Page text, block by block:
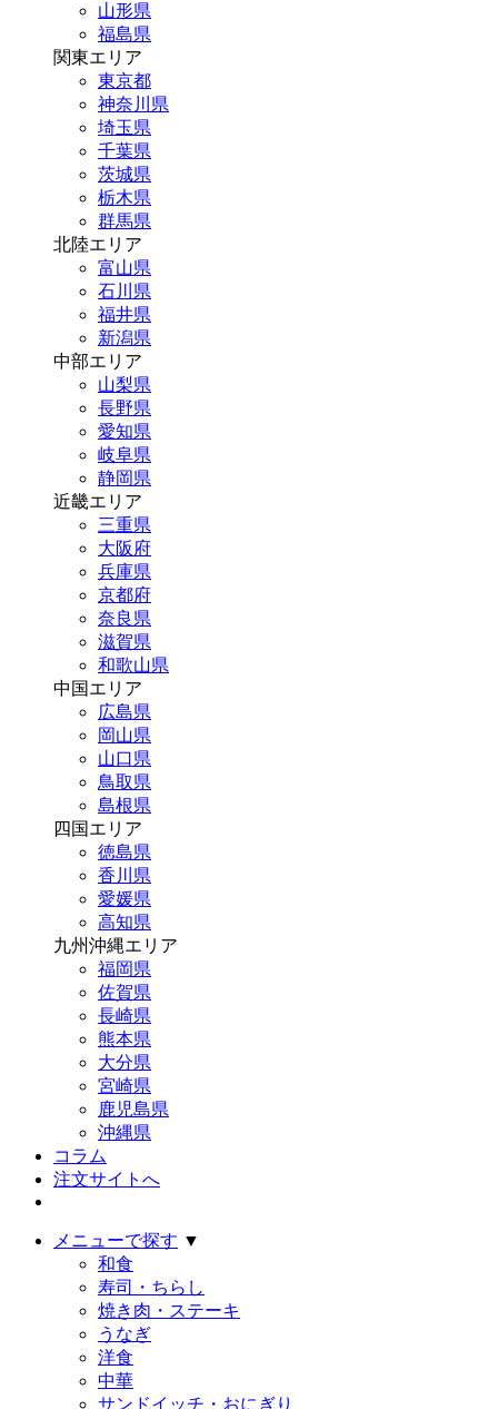
山形県
福島県
関東エリア
東京都
神奈川県
埼玉県
千葉県
茨城県
栃木県
群馬県
北陸エリア
富山県
石川県
福井県
新潟県
中部エリア
山梨県
長野県
愛知県
岐阜県
静岡県
近畿エリア
三重県
大阪府
兵庫県
京都府
奈良県
滋賀県
和歌山県
中国エリア
広島県
岡山県
山口県
鳥取県
島根県
四国エリア
徳島県
香川県
愛媛県
高知県
九州沖縄エリア
福岡県
佐賀県
長崎県
熊本県
大分県
宮崎県
鹿児島県
沖縄県
コラム
注文サイトへ
メニューで探す ▼
和食
寿司・ちらし
焼き肉・ステーキ
うなぎ
洋食
中華
サンドイッチ・おにぎり